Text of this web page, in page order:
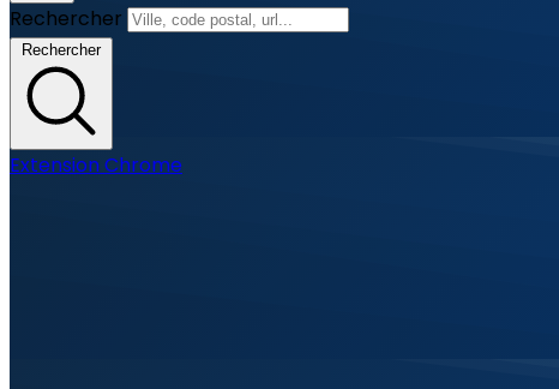
Rechercher
Rechercher
Extension Chrome